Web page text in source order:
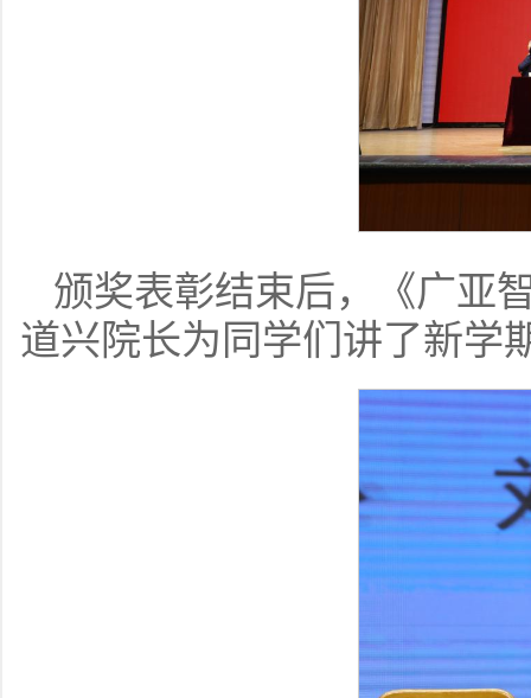
颁奖表彰结束后，《广亚
道兴院长为同学们讲了新学